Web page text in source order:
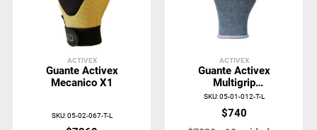
ACTIVEX
Guante Activex
Mecanico X1
SKU:05-02-067-T-L
ACTIVEX
Guante Activex
Multigrip
Algodon/Latex
Gris/Azul
SKU:05-01-012-T-L
$740